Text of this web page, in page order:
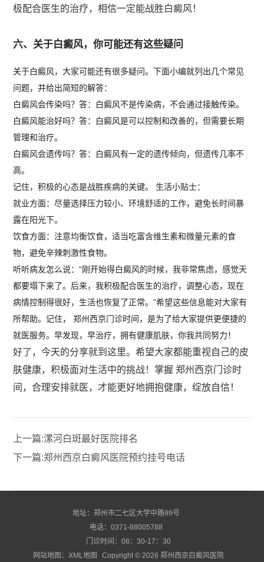
极配合医生的治疗，相信一定能战胜白癜风！
六、关于白癜风，你可能还有这些疑问
关于白癜风，大家可能还有很多疑问。下面小编就列出几个常见
问题，并给出简短的解答：
白癜风会传染吗？答：白癜风不是传染病，不会通过接触传染。
白癜风能治好吗？答：白癜风是可以控制和改善的，但需要长期
管理和治疗。
白癜风会遗传吗？答：白癜风有一定的遗传倾向，但遗传几率不
高。
记住，积极的心态是战胜疾病的关键。 生活小贴士：
就业方面：尽量选择压力较小、环境舒适的工作，避免长时间暴
露在阳光下。
饮食方面：注意均衡饮食，适当吃富含维生素和微量元素的食
物，避免辛辣刺激性食物。
听听病友怎么说：“刚开始得白癜风的时候，我非常焦虑，感觉天
都要塌下来了。后来，我积极配合医生的治疗，调整心态，现在
病情控制得很好，生活也恢复了正常。”希望这些信息能对大家有
所帮助。记住， 郑州西京门诊时间，是为了给大家提供更便捷的
就医服务。早发现，早治疗，拥有健康肌肤，你我共同努力！
好了，今天的分享就到这里。希望大家都能重视自己的皮
肤健康，积极面对生活中的挑战！掌握 郑州西京门诊时
间，合理安排就医，才能更好地拥抱健康，绽放自信！
上一篇:漯河白斑最好医院排名
下一篇:郑州西京白癜风医院预约挂号电话
地址：郑州市二七区大学中路99号
电话：0371-88005788
门诊时间：08：30-17：30
网站地图：XML地图 Copyright © 2026郑州西京白癜风医院